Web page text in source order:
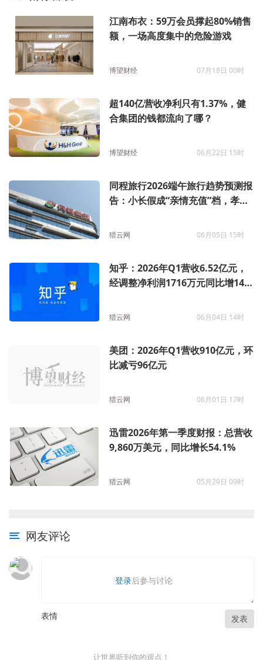
江南布衣：59万会员撑起80%销售
额，一场高度集中的危险游戏
博望财经 07月18日 00时
超140亿营收净利只有1.37%，健
合集团的钱都流向了哪？
博望财经 06月22日 15时
同程旅行2026端午旅行趋势预测报
告：小长假成“亲情充值”档，孝心
146%
猎云网 06月05日 15时
知乎：2026年Q1营收6.52亿元，
经调整净利润1716万元同比增147.
猎云网 06月04日 14时
美团：2026年Q1营收910亿元，环
比减亏96亿元
猎云网 06月01日 17时
迅雷2026年第一季度财报：总营收
9,860万美元，同比增长54.1%
猎云网 05月29日 09时
网友评论
登录后参与讨论
表情 发表
让世界听到你的观点！